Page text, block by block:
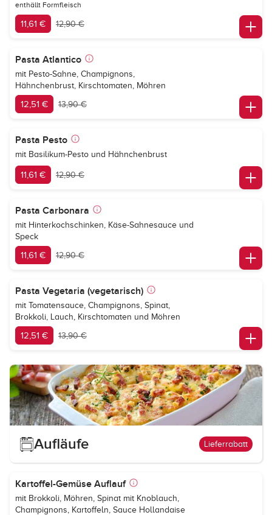
enthällt Formfleisch
11,61 € 12,90 €
Pasta Atlantico
mit Pesto-Sahne, Champignons,
Hähnchenbrust, Kirschtomaten, Möhren
12,51 € 13,90 €
Pasta Pesto
mit Basilikum-Pesto und Hähnchenbrust
11,61 € 12,90 €
Pasta Carbonara
mit Hinterkochschinken, Käse-Sahnesauce und
Speck
11,61 € 12,90 €
Pasta Vegetaria (vegetarisch)
mit Tomatensauce, Champignons, Spinat,
Brokkoli, Lauch, Kirschtomaten und Möhren
12,51 € 13,90 €
Aufläufe Lieferrabatt
Kartoffel-Gemüse Auflauf
mit Brokkoli, Möhren, Spinat mit Knoblauch,
Champignons, Kartoffeln, Sauce Hollandaise